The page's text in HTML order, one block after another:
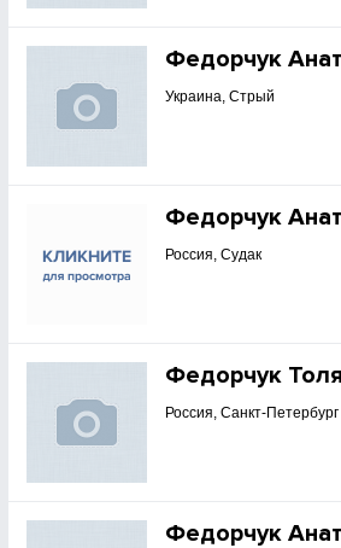
Федорчук
Украина, Стрый
Федорчук
Россия, Судак
Федорчук Толя
Россия, Санкт-Петербург
Федорчук